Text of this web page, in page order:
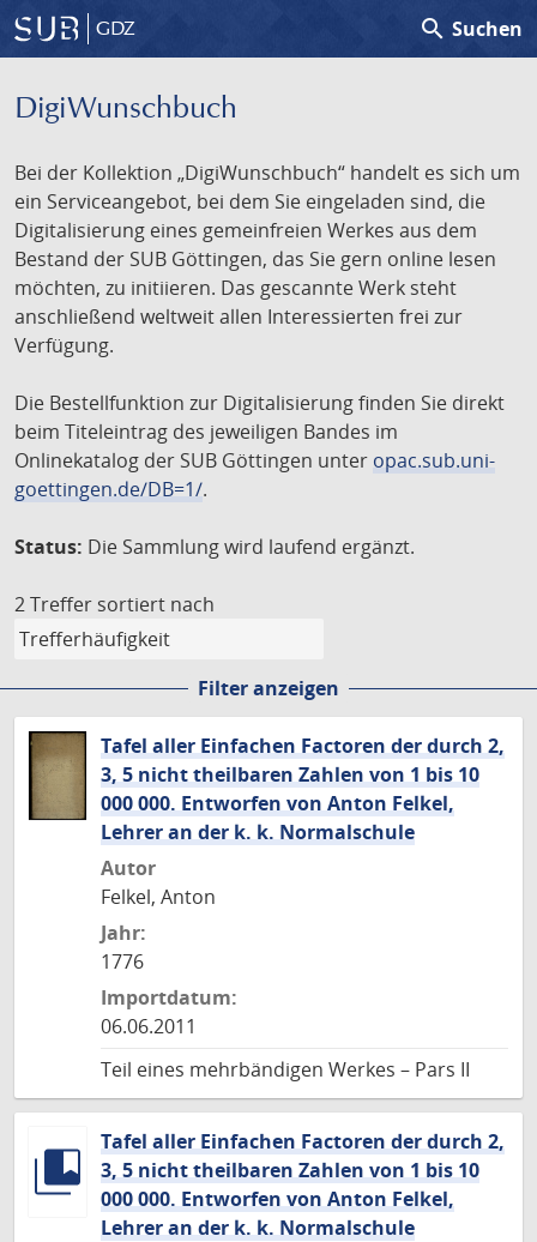
GDZ search Suchen
DigiWunschbuch
Bei der Kollektion „DigiWunschbuch“ handelt es sich um
ein Serviceangebot, bei dem Sie eingeladen sind, die
Digitalisierung eines gemeinfreien Werkes aus dem
Bestand der SUB Göttingen, das Sie gern online lesen
möchten, zu initiieren. Das gescannte Werk steht
anschließend weltweit allen Interessierten frei zur
Verfügung.
Die Bestellfunktion zur Digitalisierung finden Sie direkt
beim Titeleintrag des jeweiligen Bandes im
Onlinekatalog der SUB Göttingen unter opac.sub.uni-
goettingen.de/DB=1/.
Status: Die Sammlung wird laufend ergänzt.
2 Treffer sortiert nach
Filter anzeigen
Tafel aller Einfachen Factoren der durch 2,
3, 5 nicht theilbaren Zahlen von 1 bis 10
000 000. Entworfen von Anton Felkel,
Lehrer an der k. k. Normalschule
Autor
Felkel, Anton
Jahr:
1776
Importdatum:
06.06.2011
Teil eines mehrbändigen Werkes – Pars II
Tafel aller Einfachen Factoren der durch 2,
3, 5 nicht theilbaren Zahlen von 1 bis 10
000 000. Entworfen von Anton Felkel,
Lehrer an der k. k. Normalschule